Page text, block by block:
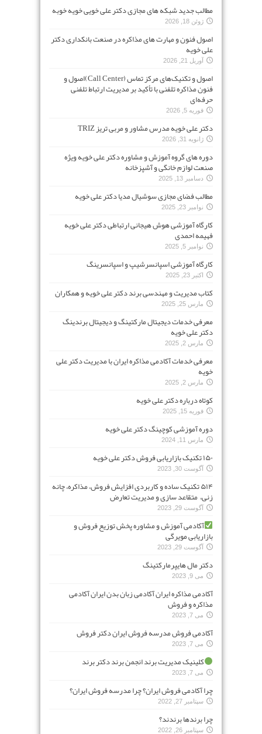
مطالب جدید شبکه های مجازی دکتر علی خویی خویه خوبه
ژوئن 18, 2026
اصول فنون و مهارت های مذاکره در صنعت بانکداری دکتر
علی خویه
آوریل 21, 2026
اصول و تکنیک‌های مرکز تماس (Call Center)اصول و
فنون مذاکره تلفنی با تأکید بر مدیریت ارتباط تلفنی
حرفه‌ای
فوریه 5, 2026
دکتر علی خویه مدرس مشاور و مربی تریز TRIZ
ژانویه 31, 2026
دوره های گروه آموزش و مشاوره دکتر علی خویه ویژه
صنعت لوازم خانگی و آشپزخانه
دسامبر 13, 2025
مطالب فضای مجازی سوشیال مدیا دکتر علی خویه
نوامبر 23, 2025
کارگاه آموزشی هوش هیجانی ارتباطی دکتر علی خویه
فهیمه احمدی
نوامبر 5, 2025
کارگاه آموزشی اسپانسرشیپ و اسپانسرینگ
اکتبر 23, 2025
کتاب مدیریت و مهندسی برند دکتر علی خویه و همکاران
مارس 25, 2025
معرفی خدمات دیجیتال مارکتینگ و دیجیتال برندینگ
دکتر علی خویه
مارس 2, 2025
معرفی خدمات آکادمی مذاکره ایران با مدیریت دکتر علی
خویه
مارس 2, 2025
کوتاه درباره دکتر علی خویه
فوریه 15, 2025
دوره آموزشی کوچینگ دکتر علی خویه
مارس 11, 2024
۱۵۰ تکنیک بازاریابی فروش دکتر علی خویه
آگوست 30, 2023
۵۱۴ تکنیک ساده و کاربردی افزایش فروش، مذاکره، چانه
زنی، متقاعد سازی و مدیریت تعارض
آگوست 29, 2023
آکادمی آموزش و مشاوره پخش توزیع فروش و
بازاریابی مویرگی
آگوست 29, 2023
دکتر مال هایپرمارکتینگ
می 9, 2023
آکادمی مذاکره ایران آکادمی زبان بدن ایران آکادمی
مذاکره و فروش
می 7, 2023
آکادمی فروش مدرسه فروش ایران دکتر فروش
می 7, 2023
کلینیک مدیریت برند انجمن برند دکتر برند
می 7, 2023
چرا آکادمی فروش ایران؟ چرا مدرسه فروش ایران؟
سپتامبر 27, 2022
چرا برندها برندند؟
سپتامبر 26, 2022